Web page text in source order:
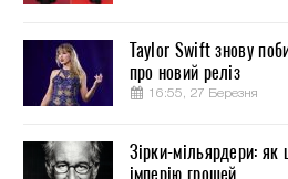
Taylor Swift знову
про новий реліз
16:55, 27 Березня
Зірки-мільярдери: як
імперію грошей